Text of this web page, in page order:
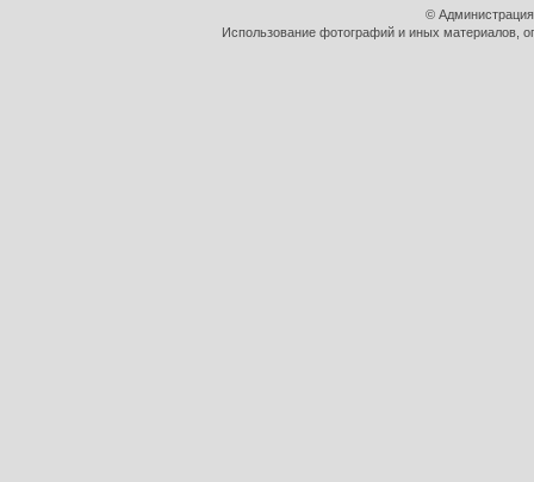
©
Использование фотографий и иных материалов,